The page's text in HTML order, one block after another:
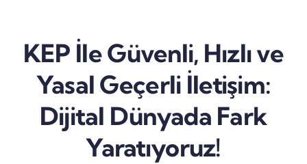
KEP İle Güvenli, Hızlı ve
Yasal Geçerli İletişim:
Dijital Dünyada Fark
Yaratıyoruz!